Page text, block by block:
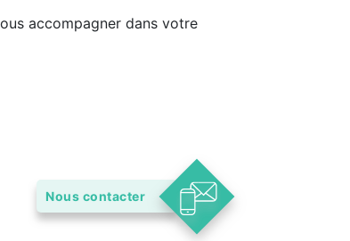
accompagner dans votre
Nous contacter